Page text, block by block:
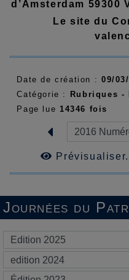
Journées du
d’Amsterdam 59300
Le site du
Date de création : 09/
Catégorie :
Rubriques -
Page lue 14346 fois